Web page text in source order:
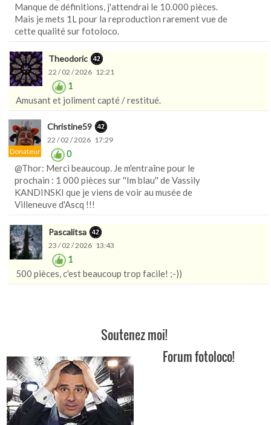
Manque de définitions, j'attendrai le 10.000 pièces.
Mais je mets 1L pour la reproduction rarement vue de
cette qualité sur fotoloco.
Theodoric
22 / 02 / 2026 12:21
1
Amusant et joliment capté / restitué.
Donateur
Christine59
22 / 02 / 2026 17:29
0
@Thor: Merci beaucoup. Je m'entraîne pour le
prochain : 1 000 pièces sur ''Im blau'' de Vassily
KANDINSKI que je viens de voir au musée de
Villeneuve d'Ascq !!!
Pascalitsa
23 / 02 / 2026 13:43
1
500 pièces, c'est beaucoup trop facile! ;-))
Soutenez moi!
Forum fotoloco!